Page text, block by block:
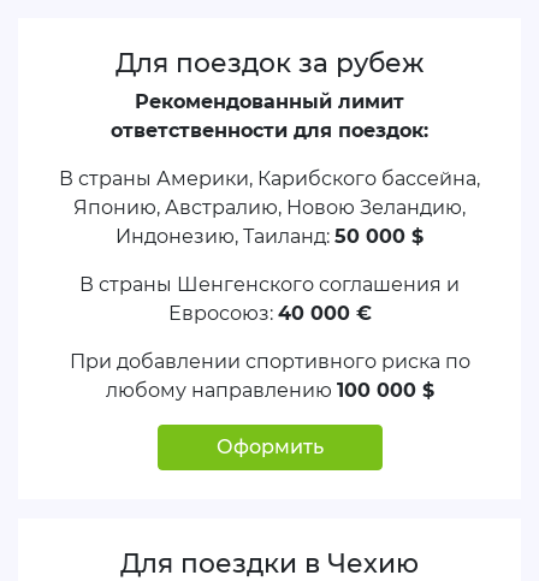
Для поездок за рубеж
Рекомендованный лимит
ответственности для поездок:
В страны Америки, Карибского бассейна,
Японию, Австралию, Новою Зеландию,
Индонезию, Таиланд: 50 000 $
В страны Шенгенского соглашения и
Евросоюз: 40 000 €
При добавлении спортивного риска по
любому направлению 100 000 $
Оформить
Для поездки в Чехию